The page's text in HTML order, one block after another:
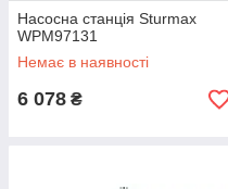
Насосна станція Sturmax
WPM97131
Немає в наявності
6 078 ₴